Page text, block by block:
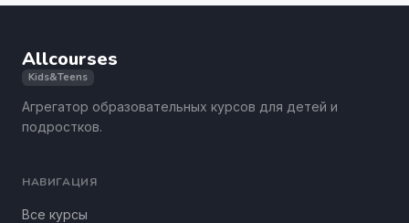
Allcourses
Kids&Teens
Агрегатор образовательных курсов для детей и
подростков.
НАВИГАЦИЯ
Все курсы